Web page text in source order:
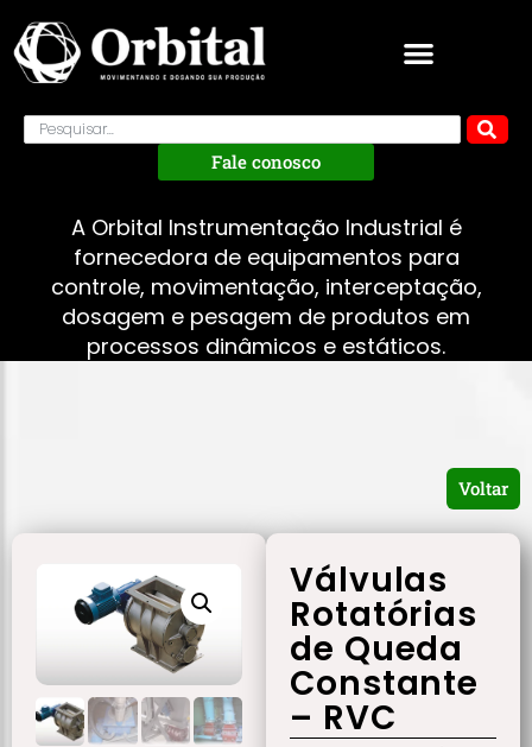
Fale conosco
A Orbital Instrumentação Industrial é
fornecedora de equipamentos para
controle, movimentação, interceptação,
dosagem e pesagem de produtos em
processos dinâmicos e estáticos.
Voltar
Válvulas
Rotatórias
de Queda
Constante
– RVC